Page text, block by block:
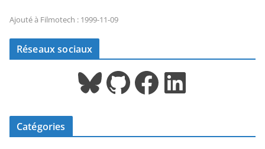
Ajouté à Filmotech : 1999-11-09
Réseaux sociaux
Bluesky GitHub Facebook LinkedIn
Catégories